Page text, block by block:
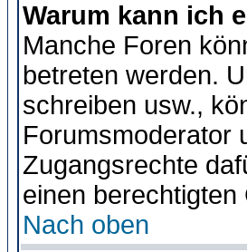
Warum kann ich
Manche Foren
betreten werden.
schreiben usw.,
Forumsmoderator
Zugangsrechte
einen
Nach oben